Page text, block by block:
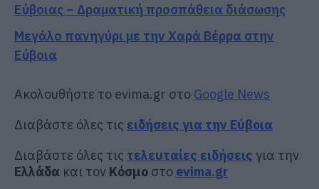
Εύβοιας – Δραματική προσπάθεια διάσωσης
Μεγάλο πανηγύρι με την Χαρά Βέρρα στην
Εύβοια
Ακολουθήστε το evima.gr στο Google News
Διαβάστε όλες τις ειδήσεις για την Εύβοια
Διαβάστε όλες τις τελευταίες ειδήσεις για την
Ελλάδα και τον Κόσμο στο evima.gr